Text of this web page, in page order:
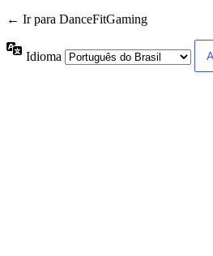
← Ir para DanceFitGaming
Idioma